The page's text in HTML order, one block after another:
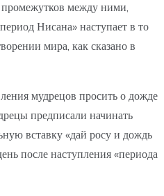
промежутков между ними,
Нисана» наступает в то
мира, как сказано в
мудрецов просить о дожде
предписали начинать
вставку «дай росу и дождь
после наступления «периода